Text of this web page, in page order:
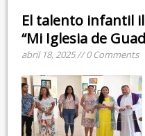
El talento infantil
“Mi Iglesia de
abril 18, 2025 // 0 Comments